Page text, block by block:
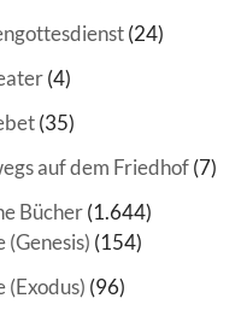
(24)
(4)
(35)
auf dem Friedhof(7)
Bücher(1.644)
(Genesis) (154)
(Exodus) (96)